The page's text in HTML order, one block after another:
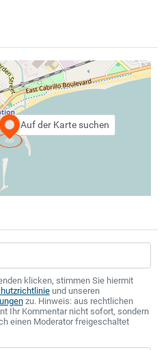
Auf der Karte suchen
klicken, stimmen Sie hiermit
und unseren
zu. Hinweis: aus rechtlichen
Ihr Kommentar nicht sofort, sondern
einen Moderator freigeschaltet